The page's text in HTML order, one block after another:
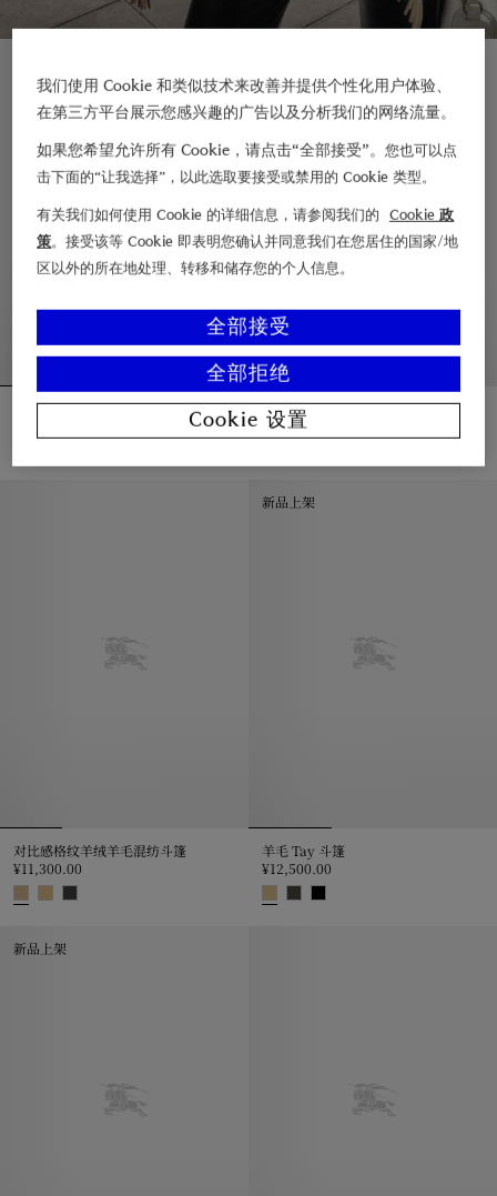
双面两穿蚀刻骑士羊毛斗篷
格纹羊毛挂扣斗篷
¥13,500.00
对比感格纹羊绒羊毛混纺斗篷
¥11,300.00
新品上架
羊毛 Tay 斗篷
¥12,500.00
新品上架
我们使用 Cookie 和类似技术来改善并提供个性化用户体验、
在第三方平台展示您感兴趣的广告以及分析我们的网络流量。
如果您希望允许所有 Cookie，请点击“全部接受”。您也可以点
击下面的“让我选择”，以此选取要接受或禁用的 Cookie 类型。
有关我们如何使用 Cookie 的详细信息，请参阅我们的
Cookie 政
策。接受该等 Cookie 即表明您确认并同意我们在您居住的国家/地
区以外的所在地处理、转移和储存您的个人信息。
全部拒绝
全部接受
Cookie 设置